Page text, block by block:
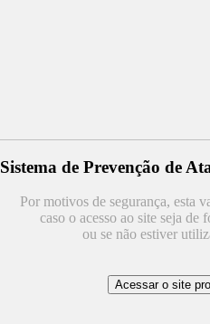
Sistema de Prevenção de
Por motivos de segurança, esta
caso o acesso ao site seja de
ou se não estiver